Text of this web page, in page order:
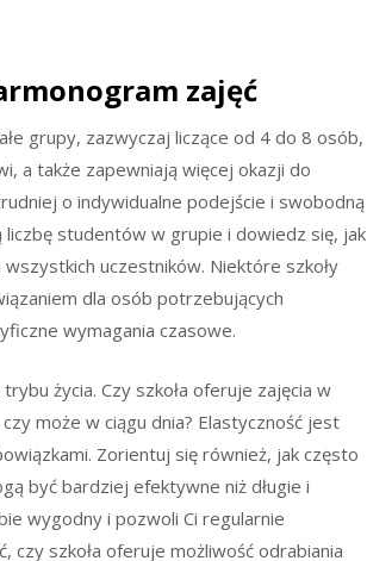
zajęć
grupy, zazwyczaj liczące od 4 do 8 osób,
a także zapewniają więcej okazji do
o indywidualne podejście i swobodną
studentów w grupie i dowiedz się, jak
uczestników. Niektóre szkoły
dla osób potrzebujących
wymagania czasowe.
życia. Czy szkoła oferuje zajęcia w
może w ciągu dnia? Elastyczność jest
Zorientuj się również, jak często
być bardziej efektywne niż długie i
wygodny i pozwoli Ci regularnie
szkoła oferuje możliwość odrabiania